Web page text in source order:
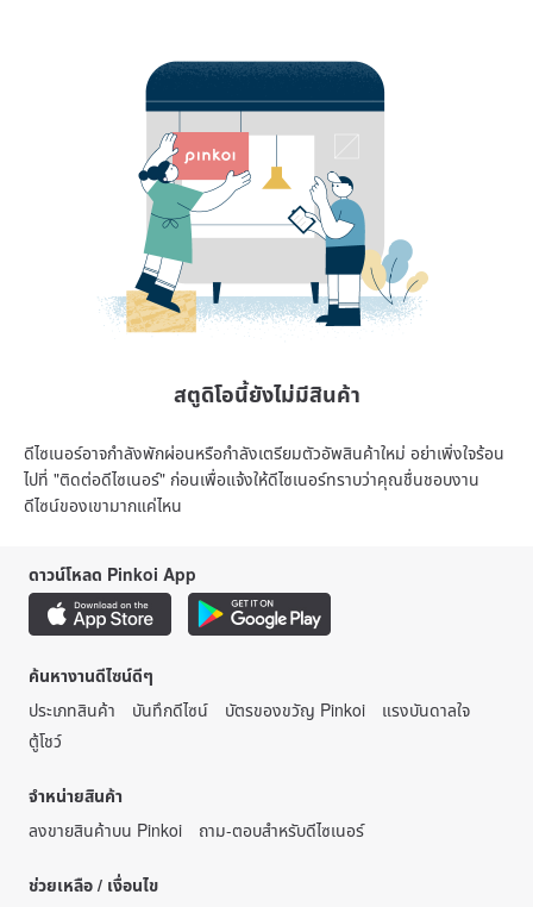
สตูดิโอนี้ยังไม่มีสินค้า
ดีไซเนอร์อาจกำลังพักผ่อนหรือกำลังเตรียมตัวอัพสินค้าใหม่ อย่าเพิ่งใจร้อน
ไปที่ "ติดต่อดีไซเนอร์" ก่อนเพื่อแจ้งให้ดีไซเนอร์ทราบว่าคุณชื่นชอบงาน
ดีไซน์ของเขามากแค่ไหน
ดาวน์โหลด Pinkoi App
ค้นหางานดีไซน์ดีๆ
ประเภทสินค้า
บันทึกดีไซน์ บัตรของขวัญ Pinkoi
แรงบันดาลใจ
ตู้โชว์
จำหน่ายสินค้า
ลงขายสินค้าบน Pinkoi
ถาม-ตอบสำหรับดีไซเนอร์
ช่วยเหลือ / เงื่อนไข